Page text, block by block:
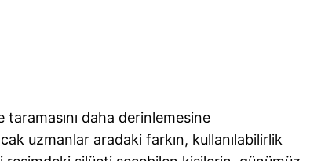
daha derinlemesine
uzmanlar aradaki farkın, kullanılabilirlik